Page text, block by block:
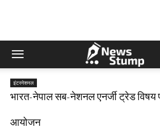
इंटरनेशनल
भारत-नेपाल सब-नेशनल एनर्जी ट्रेड विषय
आयोजन